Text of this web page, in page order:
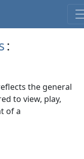
:
the general
to view, play,
of a